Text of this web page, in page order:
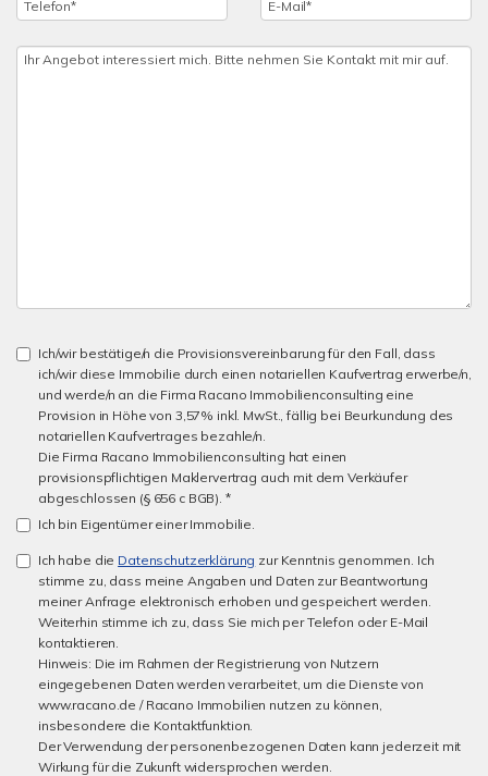
Ich/wir bestätige/n die Provisionsvereinbarung für den Fall, dass
ich/wir diese Immobilie durch einen notariellen Kaufvertrag erwerbe/n,
und werde/n an die Firma Racano Immobilienconsulting eine
Provision in Höhe von 3,57% inkl. MwSt., fällig bei Beurkundung des
notariellen Kaufvertrages bezahle/n.
Die Firma Racano Immobilienconsulting hat einen
provisionspflichtigen Maklervertrag auch mit dem Verkäufer
abgeschlossen (§ 656 c BGB). *
Ich bin Eigentümer einer Immobilie.
Ich habe die Datenschutzerklärung zur Kenntnis genommen. Ich
stimme zu, dass meine Angaben und Daten zur Beantwortung
meiner Anfrage elektronisch erhoben und gespeichert werden.
Weiterhin stimme ich zu, dass Sie mich per Telefon oder E-Mail
kontaktieren.
Hinweis: Die im Rahmen der Registrierung von Nutzern
eingegebenen Daten werden verarbeitet, um die Dienste von
www.racano.de / Racano Immobilien nutzen zu können,
insbesondere die Kontaktfunktion.
Der Verwendung der personenbezogenen Daten kann jederzeit mit
Wirkung für die Zukunft widersprochen werden.